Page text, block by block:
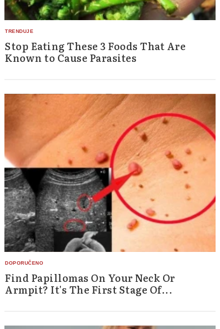
Stop Eating These 3 Foods That Are
Known to Cause Parasites
Find Papillomas On Your Neck Or
Armpit? It's The First Stage Of...